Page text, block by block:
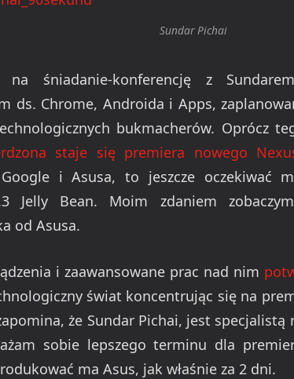
Sundar Pichai
na śniadanie-konferencję z
ds. Chrome, Androida i Apps,
bukmacherów. Oprócz
staje się premiera nowego
Google i Asusa, to jeszcze oczekiwać
Jelly Bean. Moim zdaniem
od Asusa.
i zaawansowane prac nad nim
świat koncentrując się na
że Sundar Pichai, jest specjalistą
sobie lepszego terminu dla
ma Asus, jak właśnie za 2 dni.